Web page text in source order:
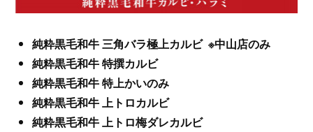
純粋黒毛和牛 三角バラ極上カルビ ※中山店のみ
純粋黒毛和牛 特撰カルビ
純粋黒毛和牛 特上かいのみ
純粋黒毛和牛 上トロカルビ
純粋黒毛和牛 上トロ梅ダレカルビ